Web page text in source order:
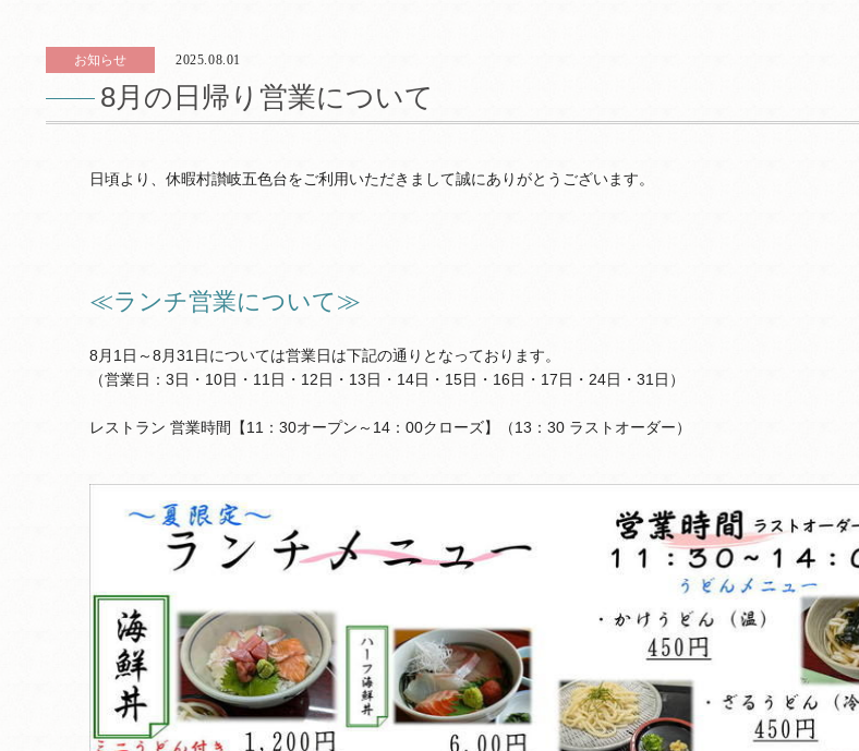
お知らせ 2025.08.01
8月の日帰り営業について
日頃より、休暇村讃岐五色台をご利用いただきまして誠にありがとうございます。
≪ランチ営業について≫
8月1日～8月31日については営業日は下記の通りとなっております。
（営業日：3日・10日・11日・12日・13日・14日・15日・16日・17日・24日・31日）
レストラン 営業時間【11：30オープン～14：00クローズ】（13：30 ラストオーダー）